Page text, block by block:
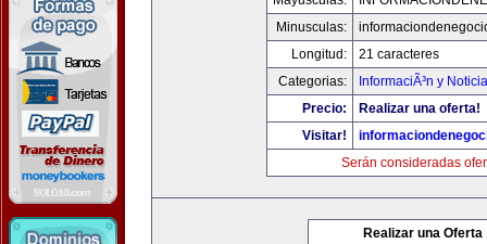
Minusculas:
Longitud:
21 caracteres
Categorias:
InformaciÃ³n y
Precio:
Realizar una oferta!
Visitar!
Serán consideradas
Realizar una Oferta